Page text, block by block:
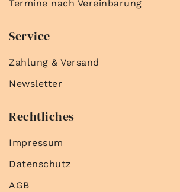
Termine nach Vereinbarung
Service
Zahlung & Versand
Newsletter
Rechtliches
Impressum
Datenschutz
AGB